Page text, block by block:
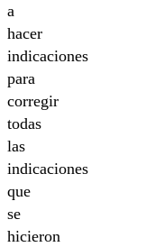
a
hacer
indicaciones
para
corregir
todas
las
indicaciones
que
se
hicieron